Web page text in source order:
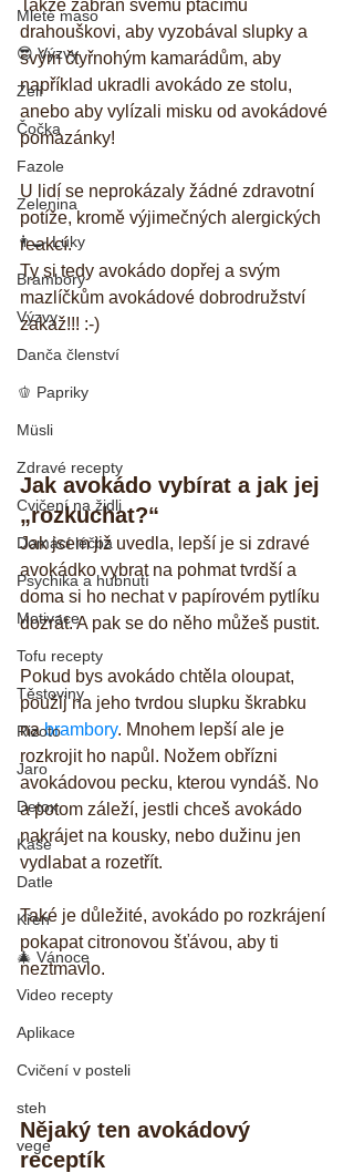
Mleté maso
😎 Výzvy
Zelí
Čočka
Fazole
Zelenina
👨‍🍳 Luky
Brambory
Výzvy
Danča členství
🫑 Papriky
Müsli
Zdravé recepty
Cvičení na židli
Domácí léčba
Psychika a hubnutí
Motivace
Tofu recepty
Těstoviny
Rizoto
Jaro
Detox
Kaše
Datle
Křen
🎄 Vánoce
Video recepty
Aplikace
Cvičení v posteli
steh
vege
Takže zabraň svému ptačímu
drahouškovi, aby vyzobával slupky a
svým čtyřnohým kamarádům, aby
například ukradli avokádo ze stolu,
anebo aby vylízali misku od avokádové
pomazánky!
U lidí se neprokázaly žádné zdravotní
potíže, kromě výjimečných alergických
reakcí.
Ty si tedy avokádo dopřej a svým
mazlíčkům avokádové dobrodružství
zakaž!!! :-)
Jak avokádo vybírat a jak jej
„rozkuchat?“
Jak jsem již uvedla, lepší je si zdravé
avokádko vybrat na pohmat tvrdší a
doma si ho nechat v papírovém pytlíku
dozrát. A pak se do něho můžeš pustit.
Pokud bys avokádo chtěla oloupat,
použij na jeho tvrdou slupku škrabku
na brambory. Mnohem lepší ale je
rozkrojit ho napůl. Nožem obřízni
avokádovou pecku, kterou vyndáš. No
a potom záleží, jestli chceš avokádo
nakrájet na kousky, nebo dužinu jen
vydlabat a rozetřít.
Také je důležité, avokádo po rozkrájení
pokapat citronovou šťávou, aby ti
neztmavlo.
Nějaký ten avokádový
receptík